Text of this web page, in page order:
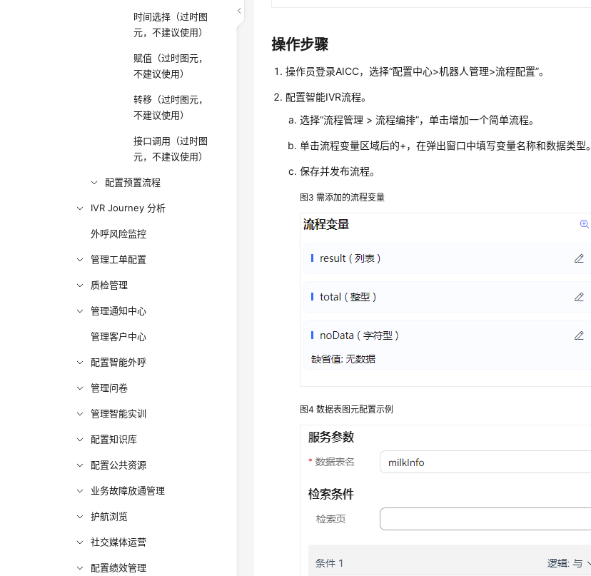
时间选择（过时图
元，不建议使用）
赋值（过时图元，
不建议使用）
转移（过时图元，
不建议使用）
接口调用（过时图
元，不建议使用）
配置预置流程
IVR Journey 分析
外呼风险监控
管理工单配置
质检管理
管理通知中心
管理客户中心
配置智能外呼
管理问卷
管理智能实训
配置知识库
配置公共资源
业务故障放通管理
护航浏览
社交媒体运营
配置绩效管理
操作步骤
操作员登录AICC，选择“配置中心>机器人管理>流程配置”。
配置智能IVR流程。
选择“流程管理 >流程编排”，单击增加一个简单流程。
单击流程变量区域后的+，在弹出窗口中填写变量名称和数据类型。
保存并发布流程。
图3需添加的流程变量
图4数据表图元配置示例